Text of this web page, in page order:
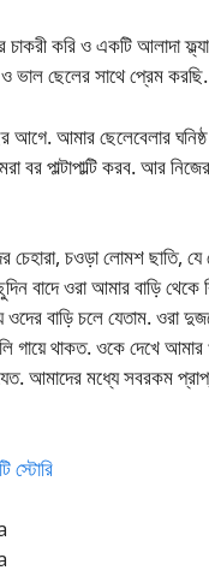
করি ও একটি আলাদা
ভাল ছেলের সাথে প্রেম করছি.
আগে. আমার ছেলেবেলার
বর পাল্টাপাল্টি করব. আর
চেহারা, চওড়া লোমশ ছাতি,
বাদে ওরা আমার বাড়ি
ওদের বাড়ি চলে যেতাম. ওরা
গায়ে থাকত. ওকে দেখে
আমাদের মধ্যে সবরকম
স্টোরি